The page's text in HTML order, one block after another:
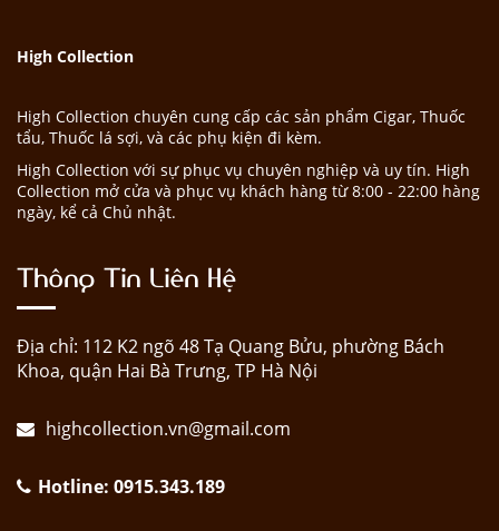
High Collection
High Collection chuyên cung cấp các sản phẩm Cigar, Thuốc
tẩu, Thuốc lá sợi, và các phụ kiện đi kèm.
High Collection với sự phục vụ chuyên nghiệp và uy tín. High
Collection mở cửa và phục vụ khách hàng từ 8:00 - 22:00 hàng
ngày, kể cả Chủ nhật.
Thông Tin Liên Hệ
Địa chỉ: 112 K2 ngõ 48 Tạ Quang Bửu, phường Bách
Khoa, quận Hai Bà Trưng, TP Hà Nội
highcollection.vn@gmail.com
Hotline: 0915.343.189